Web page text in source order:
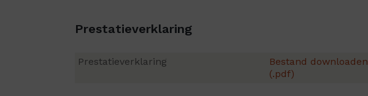
Prestatieverklaring
Prestatieverklaring
Bestand downloaden
(.pdf)